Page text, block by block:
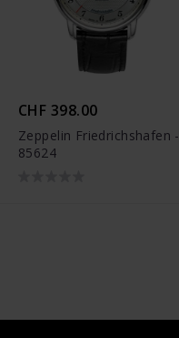
CHF 398.00
Zeppelin Friedrichshafen -
85624